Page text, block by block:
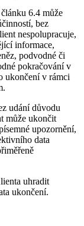
6.4 může
bez
nespolupracuje,
informace,
podvodné či
pokračování v
ukončení v rámci
udání důvodu
může ukončit
upozornění,
data
uhradit
ukončení.